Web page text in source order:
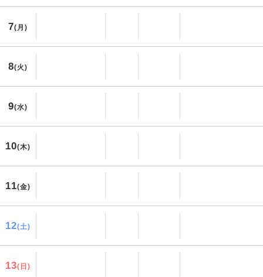
7(月)
8(火)
9(水)
10(木)
11(金)
12(土)
13(日)